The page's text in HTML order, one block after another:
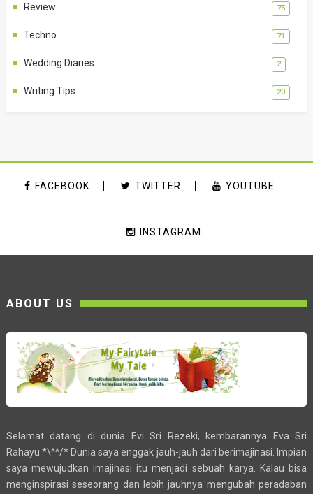
Review 75
Techno 71
Wedding Diaries 2
Writing Tips 20
FACEBOOK TWITTER YOUTUBE
INSTAGRAM
ABOUT US
Selamat datang di dunia Evi Sri Rezeki, kembarannya Eva Sri
Rahayu *\^^/* Dunia saya enggak jauh-jauh dari berimajinasi. Impian
saya mewujudkan imajinasi itu menjadi sebuah karya. Kalau bisa
menginspirasi seseorang dan lebih jauhnya mengubah peradaban